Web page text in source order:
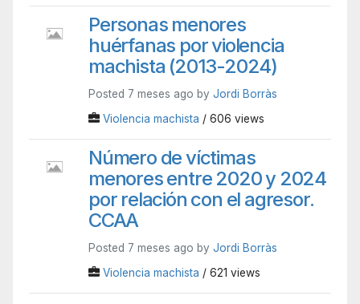
Personas menores
huérfanas por violencia
machista (2013-2024)
Posted 7 meses ago by Jordi Borràs
Violencia machista / 606 views
Número de víctimas
menores entre 2020 y 2024
por relación con el agresor.
CCAA
Posted 7 meses ago by Jordi Borràs
Violencia machista / 621 views